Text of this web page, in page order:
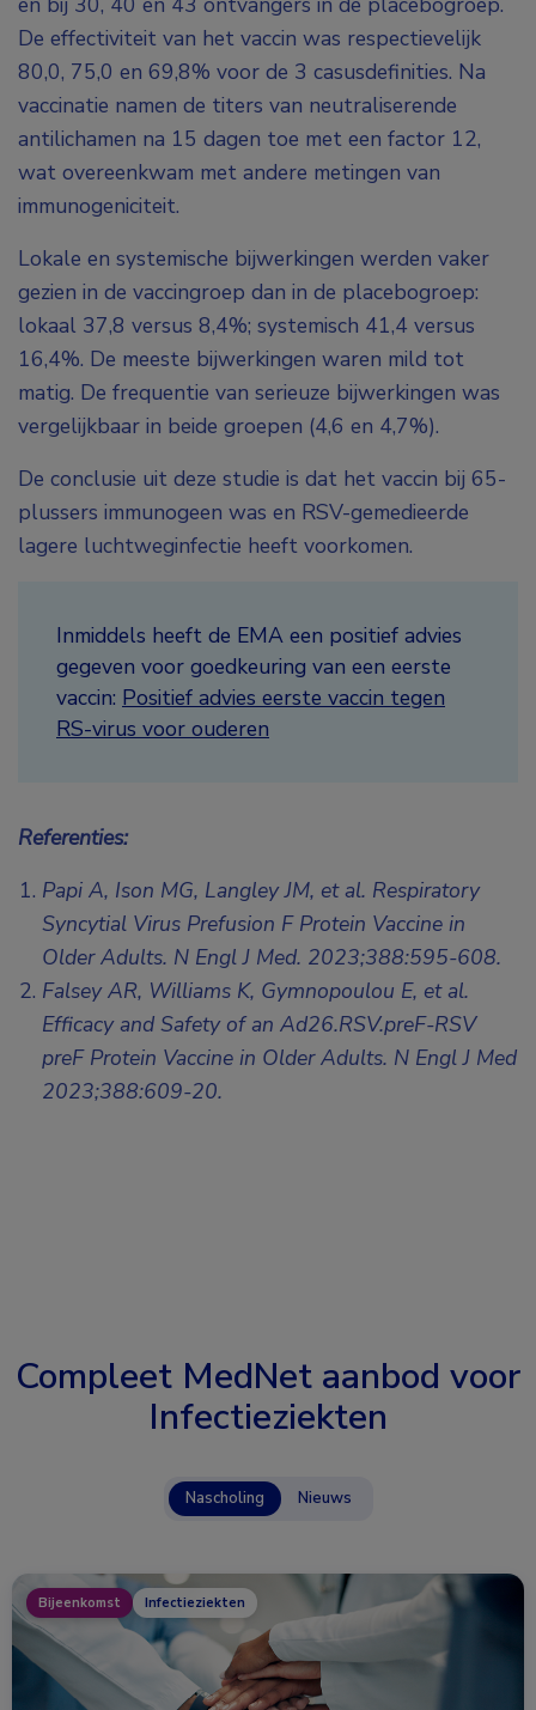
De effectiviteit van het vaccin was respectievelijk
80,0, 75,0 en 69,8% voor de 3 casusdefinities. Na
vaccinatie namen de titers van neutraliserende
antilichamen na 15 dagen toe met een factor 12,
wat overeenkwam met andere metingen van
immunogeniciteit.
Lokale en systemische bijwerkingen werden vaker
gezien in de vaccingroep dan in de placebogroep:
lokaal 37,8 versus 8,4%; systemisch 41,4 versus
16,4%. De meeste bijwerkingen waren mild tot
matig. De frequentie van serieuze bijwerkingen was
vergelijkbaar in beide groepen (4,6 en 4,7%).
De conclusie uit deze studie is dat het vaccin bij 65-
plussers immunogeen was en RSV-gemedieerde
lagere luchtweginfectie heeft voorkomen.
Inmiddels heeft de EMA een positief advies
gegeven voor goedkeuring van een eerste
vaccin: Positief advies eerste vaccin tegen
RS-virus voor ouderen
Referenties:
Papi A, Ison MG, Langley JM, et al. Respiratory
Syncytial Virus Prefusion F Protein Vaccine in
Older Adults. N Engl J Med. 2023;388:595-608.
Falsey AR, Williams K, Gymnopoulou E, et al.
Efficacy and Safety of an Ad26.RSV.preF-RSV
preF Protein Vaccine in Older Adults. N Engl J Med
2023;388:609-20.
Compleet MedNet aanbod voor
Infectieziekten
Nascholing Nieuws
Bijeenkomst Infectieziekten